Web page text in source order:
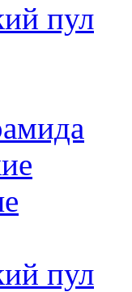
пул
пул